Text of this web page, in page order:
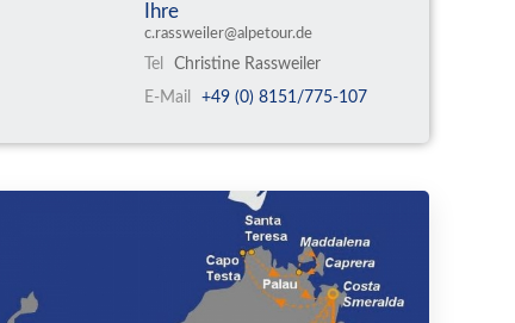
Ihre
c.rassweiler@alpetour.de
Tel
Christine Rassweiler
E-Mail
+49 (0) 8151/775-107